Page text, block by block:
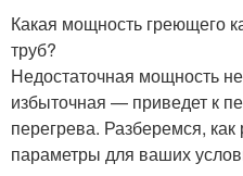
Какая мощность греющего
труб?
Недостаточная мощность
избыточная — приведет к
перегрева. Разберемся,
параметры для ваших